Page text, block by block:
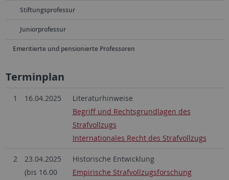
Stiftungsprofessur
Juniorprofessur
Emeritierte und pensionierte Professoren
Terminplan
1 16.04.2025
Literaturhinweise
Begriff und Rechtsgrundlagen des
Strafvollzugs
Internationales Recht des Strafvollzugs
2
23.04.2025
(bis 16.00
Historische Entwicklung
Empirische Strafvollzugsforschung